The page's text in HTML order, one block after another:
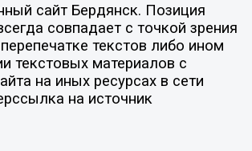
сайт Бердянск. Позиция
совпадает с точкой зрения
текстов либо ином
текстовых материалов с
на иных ресурсах в сети
на источник